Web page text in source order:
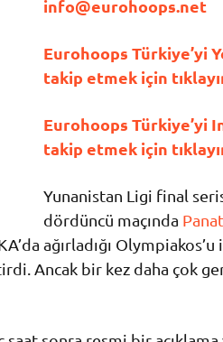
info@eurohoops.net
Eurohoops Türkiye’yi
takip etmek için
Eurohoops Türkiye’yi
takip etmek için
Yunanistan Ligi final
dördüncü maçında
ağırladığı
Ancak bir kez daha çok